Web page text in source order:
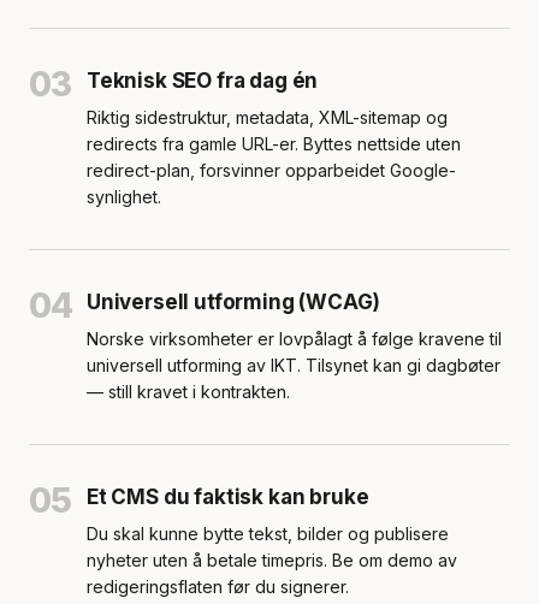
03 Teknisk SEO fra dag én
Riktig sidestruktur, metadata, XML-sitemap og
redirects fra gamle URL-er. Byttes nettside uten
redirect-plan, forsvinner opparbeidet Google-
synlighet.
04 Universell utforming (WCAG)
Norske virksomheter er lovpålagt å følge kravene til
universell utforming av IKT. Tilsynet kan gi dagbøter
— still kravet i kontrakten.
05 Et CMS du faktisk kan bruke
Du skal kunne bytte tekst, bilder og publisere
nyheter uten å betale timepris. Be om demo av
redigeringsflaten før du signerer.